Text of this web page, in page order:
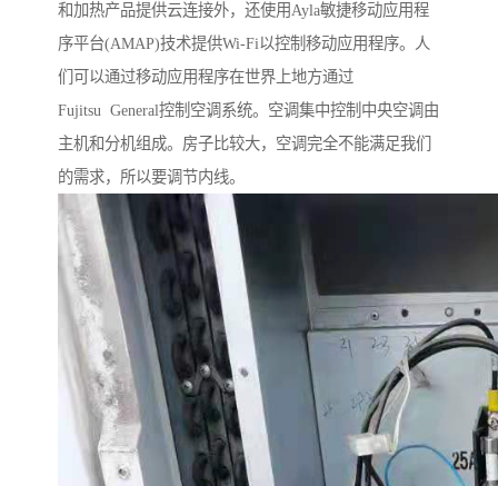
和加热产品提供云连接外，还使用Ayla敏捷移动应用程
序平台(AMAP)技术提供Wi-Fi以控制移动应用程序。人
们可以通过移动应用程序在世界上地方通过
Fujitsu General控制空调系统。空调集中控制中央空调由
主机和分机组成。房子比较大，空调完全不能满足我们
的需求，所以要调节内线。